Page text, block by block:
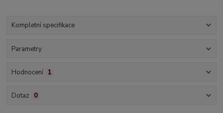
Kompletní specifikace
Parametry
Hodnocení 1
Dotaz 0